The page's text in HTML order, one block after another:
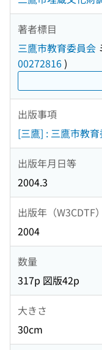
著者標目
三鷹市教育委員会
00272816)
出版事項
[三鷹] : 三鷹市教
出版年月日等
2004.3
出版年（W3CDTF）
2004
数量
317p 図版42p
大きさ
30cm